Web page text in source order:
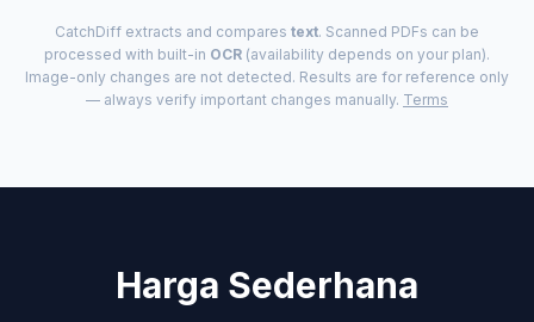
CatchDiff extracts and compares text. Scanned PDFs can be
processed with built-in OCR (availability depends on your plan).
Image-only changes are not detected. Results are for reference only
— always verify important changes manually. Terms
Harga Sederhana